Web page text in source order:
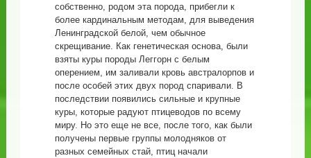
собственно, родом эта порода, прибегли к
более кардинальным методам, для выведения
Ленинградской белой, чем обычное
скрещивание. Как генетическая основа, были
взяты куры породы Леггорн с белым
оперением, им заливали кровь австралорпов и
после особей этих двух пород спаривали. В
последствии появились сильные и крупные
куры, которые радуют птицеводов по всему
миру. Но это еще не все, после того, как были
получены первые группы молодняков от
разных семейных стай, птиц начали